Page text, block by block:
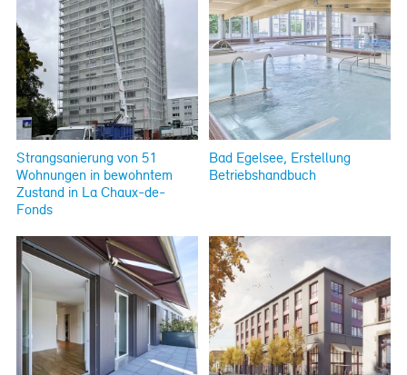
Strangsanierung von 51
Wohnungen in bewohntem
Zustand in La Chaux-de-
Fonds
Bad Egelsee, Erstellung
Betriebshandbuch